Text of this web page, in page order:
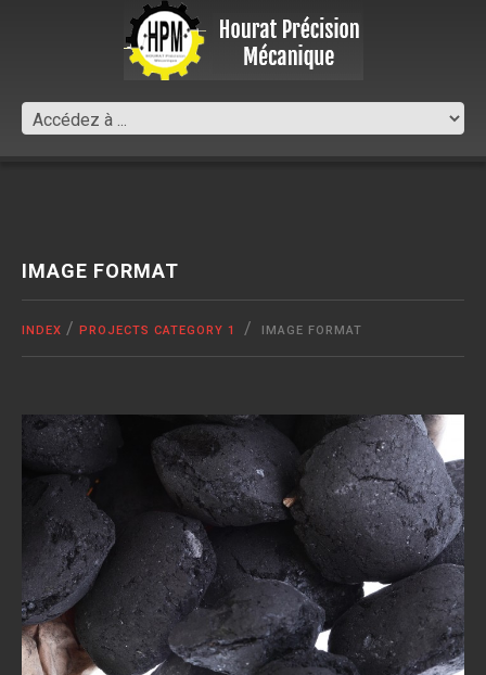
IMAGE FORMAT
INDEX PROJECTS CATEGORY 1 IMAGE FORMAT